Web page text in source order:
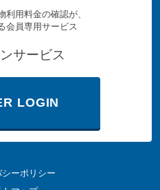
利用料金の確認が、
会員専用サービス
サービス
LOGIN
ーポリシー